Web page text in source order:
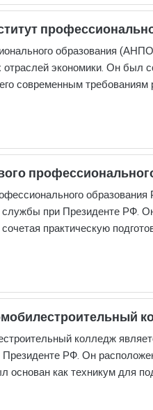
образования
экономики. Он был
современным требованиям
службы при Президенте РФ.
практическую
колледж
РФ. Он
основан как техникум для